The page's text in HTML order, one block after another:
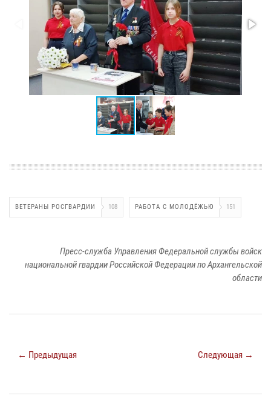
ВЕТЕРАНЫ РОСГВАРДИИ 108 РАБОТА С МОЛОДЁЖЬЮ 151
Пресс-служба Управления Федеральной службы войск
национальной гвардии Российской Федерации по Архангельской
области
← Предыдущая Следующая →